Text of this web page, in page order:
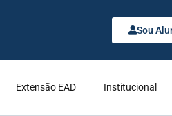
Sou
Extensão EAD Institucional